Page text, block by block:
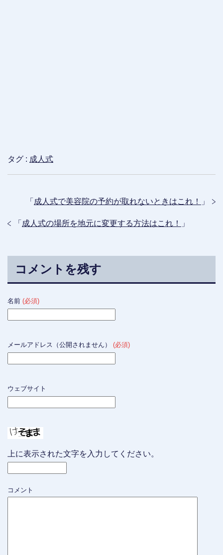
タグ : 成人式
「 成人式で美容院の予約が取れないときはこれ！ 」
「 成人式の場所を地元に変更する方法はこれ！ 」
コメントを残す
名前 (必須)
メールアドレス（公開されません） (必須)
ウェブサイト
上に表示された文字を入力してください。
コメント